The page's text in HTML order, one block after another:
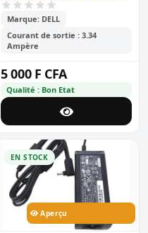
3.34 ampère
Marque: DELL
Courant de sortie : 3.34
Ampère
5 000 F CFA
Qualité : Bon Etat
EN STOCK
Aperçu